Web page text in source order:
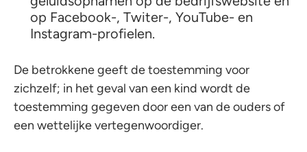
op Facebook-, Twiter-, YouTube- en
Instagram-profielen.
De betrokkene geeft de toestemming voor
zichzelf; in het geval van een kind wordt de
toestemming gegeven door een van de ouders of
een wettelijke vertegenwoordiger.